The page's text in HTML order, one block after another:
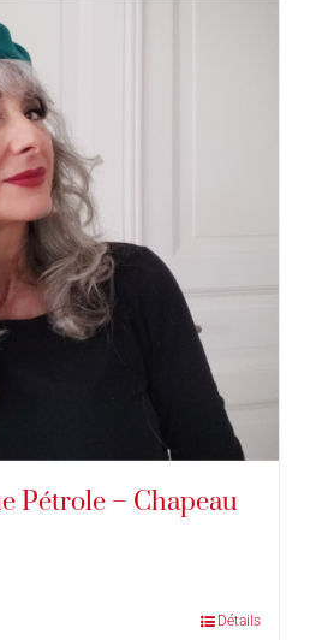
Pétrole – Chapeau
Détails